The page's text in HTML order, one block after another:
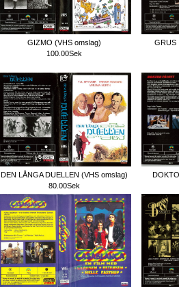
GIZMO (VHS omslag)
100.00Sek
GRUS
DEN LÅNGA DUELLEN (VHS omslag)
80.00Sek